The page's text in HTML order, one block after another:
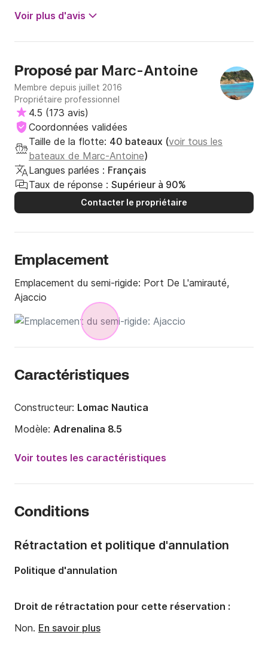
Voir plus d'avis
Proposé par Marc-Antoine
Membre depuis juillet 2016
Propriétaire professionnel
4.5 (173 avis)
Coordonnées validées
Taille de la flotte: 40 bateaux (voir tous les
bateaux de Marc-Antoine)
Langues parlées : Français
Taux de réponse : Supérieur à 90%
Contacter le propriétaire
Emplacement
Emplacement du semi-rigide: Port De L'amirauté,
Ajaccio
Caractéristiques
Constructeur: Lomac Nautica
Modèle: Adrenalina 8.5
Puissance moteur:
350cv
Capacité à bord:
Voir toutes les caractéristiques
Conditions
Rétractation et politique d'annulation
Politique d'annulation
Droit de rétractation pour cette réservation :
Non. En savoir plus